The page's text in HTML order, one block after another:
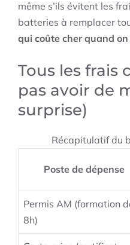
même s’ils évitent les
batteries à remplacer
qui coûte cher quand
Tous les frais
pas avoir de
surprise)
Récapitulatif du
Poste de dépense
Permis AM (formation
8h)